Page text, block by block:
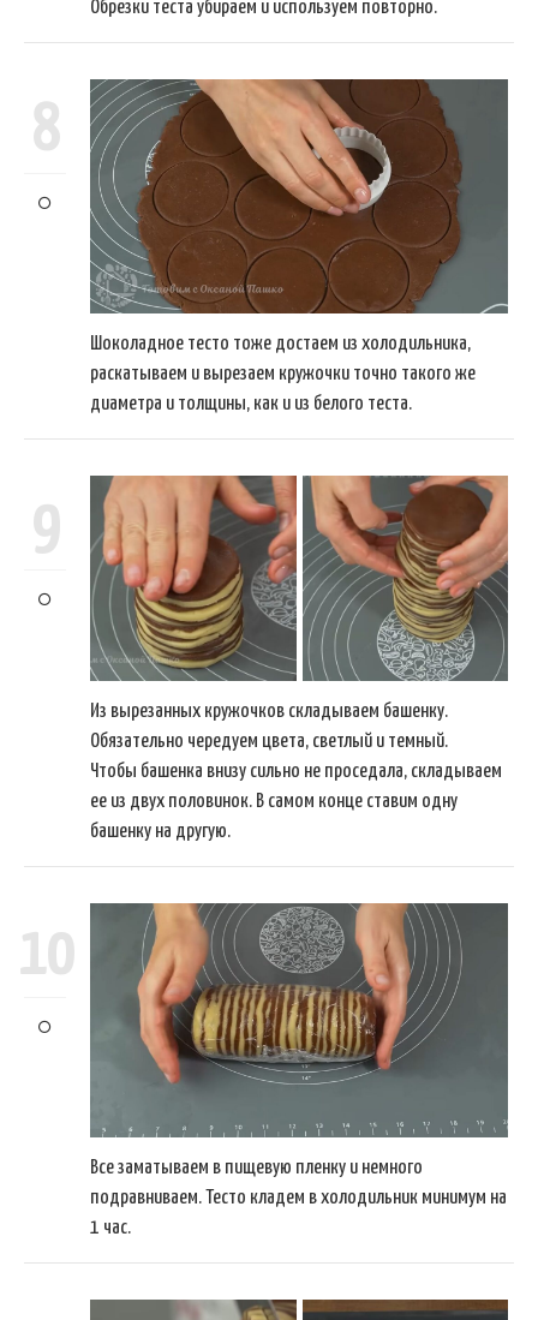
Обрезки теста убираем и используем повторно.
8
Шоколадное тесто тоже достаем из холодильника,
раскатываем и вырезаем кружочки точно такого же
диаметра и толщины, как и из белого теста.
9
Из вырезанных кружочков складываем башенку.
Обязательно чередуем цвета, светлый и темный.
Чтобы башенка внизу сильно не проседала, складываем
ее из двух половинок. В самом конце ставим одну
башенку на другую.
10
Все заматываем в пищевую пленку и немного
подравниваем. Тесто кладем в холодильник минимум на
1 час.